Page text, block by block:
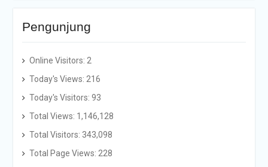
Pengunjung
Online Visitors: 2
Today's Views: 216
Today's Visitors: 93
Total Views: 1,146,128
Total Visitors: 343,098
Total Page Views: 228